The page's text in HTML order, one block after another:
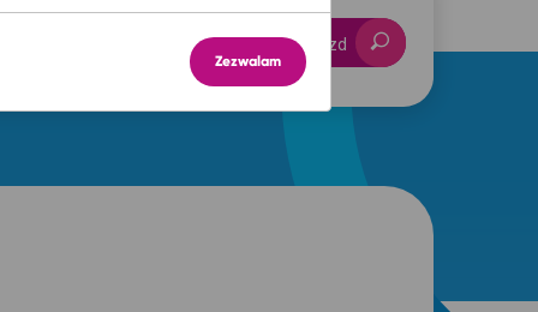
Znajdź przejazd
Zezwalam